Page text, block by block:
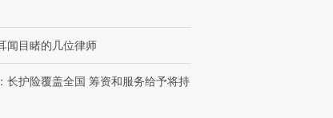
链博
产
【商旅对话】华住集团
闻目睹的几位律师
： 长护险覆盖全国 筹资和服务给予将持